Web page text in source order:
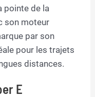
pointe de la
son moteur
par son
pour les trajets
distances.
E